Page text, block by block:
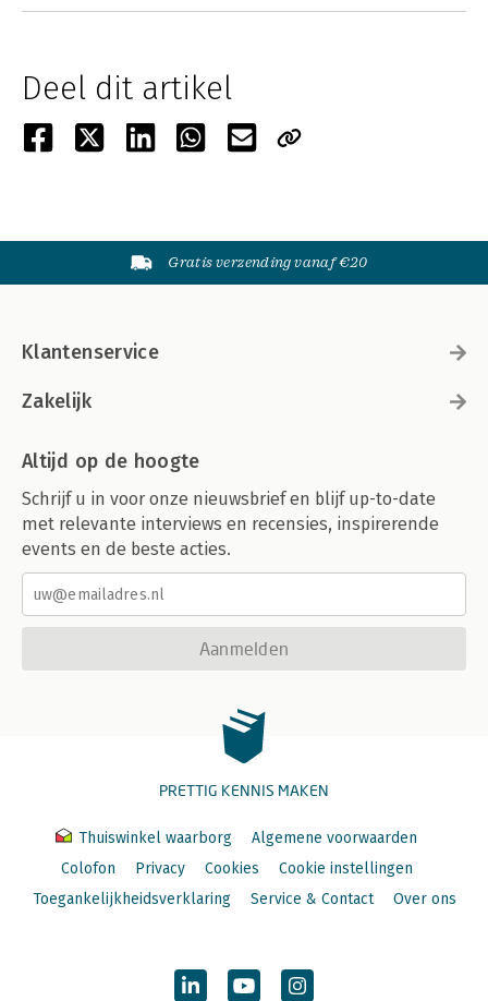
Deel dit artikel
Gratis verzending vanaf €20
Klantenservice
Zakelijk
Altijd op de hoogte
Schrijf u in voor onze nieuwsbrief en blijf up-to-date
met relevante interviews en recensies, inspirerende
events en de beste acties.
Aanmelden
PRETTIG KENNIS MAKEN
Thuiswinkel waarborg
Algemene voorwaarden
Colofon
Privacy Cookies
Cookie instellingen
Toegankelijkheidsverklaring
Service & Contact Over ons